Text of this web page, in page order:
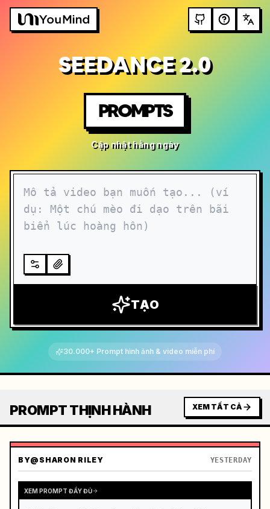
SEEDANCE 2.0
PROMPTS
Cập nhật hằng ngày
TẠO
30.000+ Prompt hình ảnh & video miễn phí
PROMPT THỊNH HÀNH XEM TẤT CẢ
BY@SHARON RILEY YESTERDAY
XEM PROMPT ĐẦY ĐỦ